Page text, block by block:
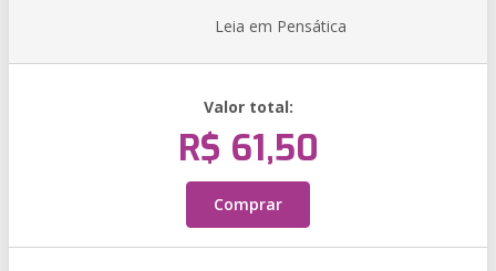
Leia em Pensática
Valor total:
R$ 61,50
Comprar